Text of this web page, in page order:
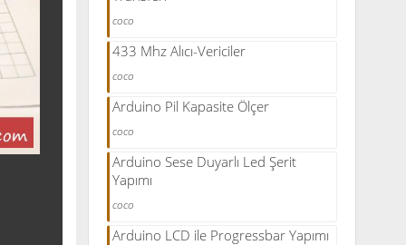
coco
433 Mhz Alıcı-Vericiler
coco
Arduino Pil Kapasite Ölçer
coco
Arduino Sese Duyarlı Led Şerit
Yapımı
coco
Arduino LCD ile Progressbar Yapımı